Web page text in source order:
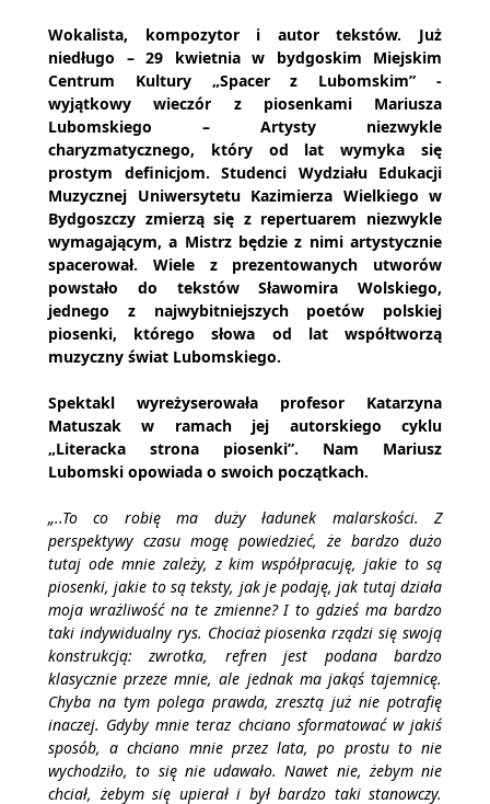
Wokalista, kompozytor i autor tekstów. Już
niedługo – 29 kwietnia w bydgoskim Miejskim
Centrum Kultury „Spacer z Lubomskim” -
wyjątkowy wieczór z piosenkami Mariusza
Lubomskiego – Artysty niezwykle
charyzmatycznego, który od lat wymyka się
prostym definicjom. Studenci Wydziału Edukacji
Muzycznej Uniwersytetu Kazimierza Wielkiego w
Bydgoszczy zmierzą się z repertuarem niezwykle
wymagającym, a Mistrz będzie z nimi artystycznie
spacerował. Wiele z prezentowanych utworów
powstało do tekstów Sławomira Wolskiego,
jednego z najwybitniejszych poetów polskiej
piosenki, którego słowa od lat współtworzą
muzyczny świat Lubomskiego.
Spektakl wyreżyserowała profesor Katarzyna
Matuszak w ramach jej autorskiego cyklu
„Literacka strona piosenki”. Nam Mariusz
Lubomski opowiada o swoich początkach.
„..To co robię ma duży ładunek malarskości. Z
perspektywy czasu mogę powiedzieć, że bardzo dużo
tutaj ode mnie zależy, z kim współpracuję, jakie to są
piosenki, jakie to są teksty, jak je podaję, jak tutaj działa
moja wrażliwość na te zmienne? I to gdzieś ma bardzo
taki indywidualny rys. Chociaż piosenka rządzi się swoją
konstrukcją: zwrotka, refren jest podana bardzo
klasycznie przeze mnie, ale jednak ma jakąś tajemnicę.
Chyba na tym polega prawda, zresztą już nie potrafię
inaczej. Gdyby mnie teraz chciano sformatować w jakiś
sposób, a chciano mnie przez lata, po prostu to nie
wychodziło, to się nie udawało. Nawet nie, żebym nie
chciał, żebym się upierał i był bardzo taki stanowczy.